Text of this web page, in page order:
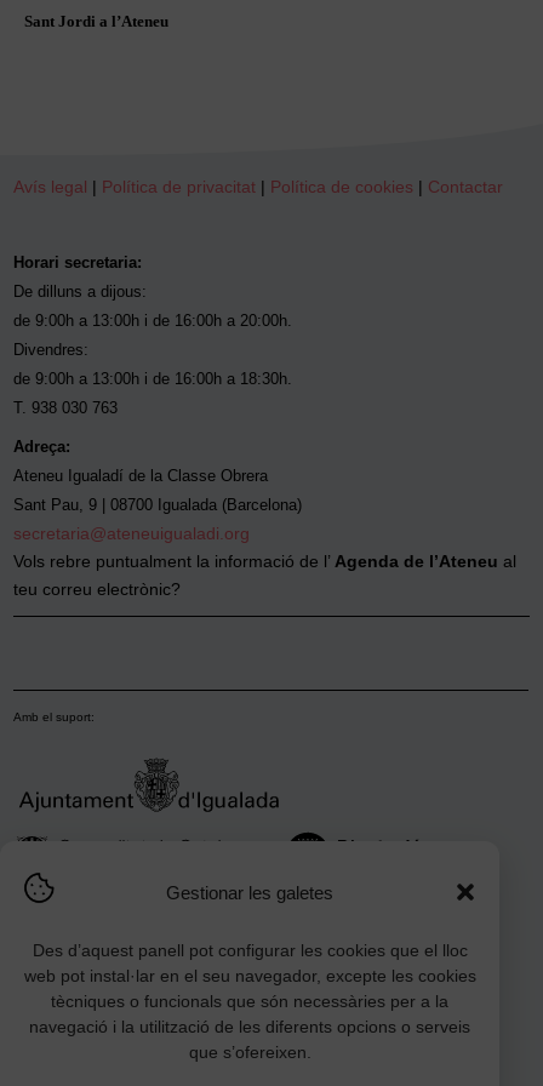
Gestionar les galetes
Des d’aquest panell pot configurar les cookies que el lloc
web pot instal·lar en el seu navegador, excepte les cookies
tècniques o funcionals que són necessàries per a la
navegació i la utilització de les diferents opcions o serveis
que s’ofereixen.
Sant Jordi a l’Ateneu
Avís legal | Política de privacitat | Política de cookies | Contactar
Horari secretaria:
De dilluns a dijous:
de 9:00h a 13:00h i de 16:00h a 20:00h.
Divendres:
de 9:00h a 13:00h i de 16:00h a 18:30h.
T. 938 030 763
Adreça:
Ateneu Igualadí de la Classe Obrera
Sant Pau, 9 | 08700 Igualada (Barcelona)
secretaria@ateneuigualadi.org
Vols rebre puntualment la informació de l’ Agenda de l’Ateneu al
teu correu electrònic?
Amb el suport: